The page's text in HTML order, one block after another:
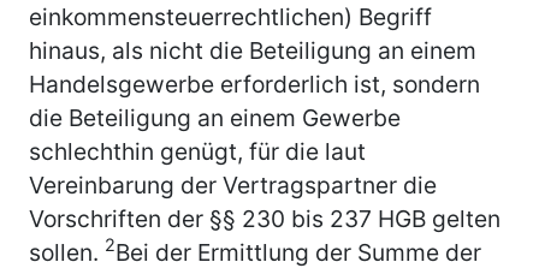
einkommensteuerrechtlichen) Begriff
hinaus, als nicht die Beteiligung an einem
Handelsgewerbe erforderlich ist, sondern
die Beteiligung an einem Gewerbe
schlechthin genügt, für die laut
Vereinbarung der Vertragspartner die
Vorschriften der §§ 230 bis 237 HGB gelten
sollen. 2Bei der Ermittlung der Summe der